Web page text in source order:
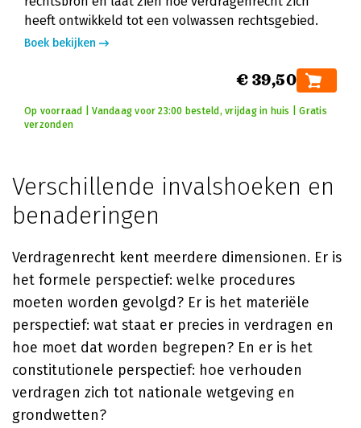
heeft ontwikkeld tot een volwassen rechtsgebied.
Boek bekijken
€ 39,50
Op voorraad | Vandaag voor 23:00 besteld, vrijdag in huis | Gratis
verzonden
Verschillende invalshoeken en
benaderingen
Verdragenrecht kent meerdere dimensionen. Er is
het formele perspectief: welke procedures
moeten worden gevolgd? Er is het materiële
perspectief: wat staat er precies in verdragen en
hoe moet dat worden begrepen? En er is het
constitutionele perspectief: hoe verhouden
verdragen zich tot nationale wetgeving en
grondwetten?